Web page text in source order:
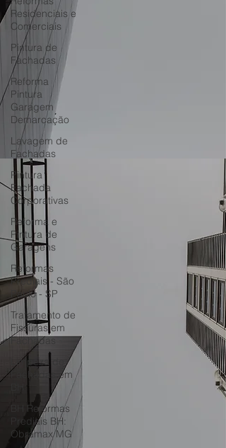
Residenciais e
Comerciais
Pintura de
Fachadas
Reforma
Pintura
Garagem
Demarcação
Lavagem de
Fachadas
Pintura
Fachada
Corporativas
Reforma e
Pintura de
Garagens
Reformas
Prediais - São
Paulo - SP
Tratamento de
Fissuras em
Fachadas
Limpeza de
Fachadas em
BH Reformas
Prediais BH:
Obramax MG